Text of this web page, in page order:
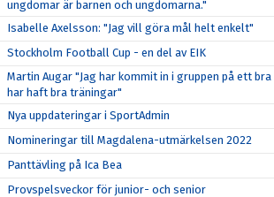
ungdomar är barnen och ungdomarna."
Isabelle Axelsson: "Jag vill göra mål helt enkelt"
Stockholm Football Cup - en del av EIK
Martin Augar "Jag har kommit in i gruppen på ett
har haft bra träningar"
Nya uppdateringar i SportAdmin
Nomineringar till Magdalena-utmärkelsen 2022
Panttävling på Ica Bea
Provspelsveckor för junior- och senior